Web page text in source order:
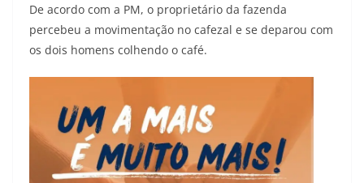
De acordo com a PM, o proprietário da fazenda
percebeu a movimentação no cafezal e se deparou com
os dois homens colhendo o café.